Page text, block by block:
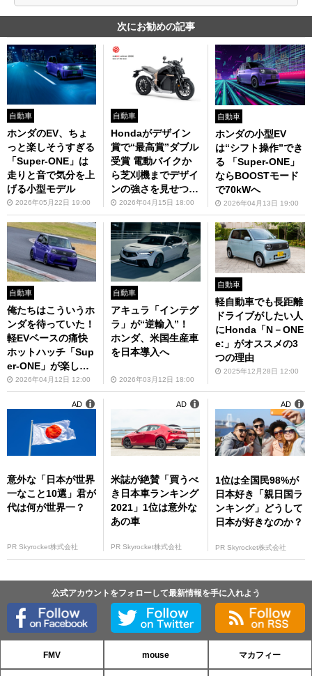
次にお勧めの記事
自動車
ホンダのEV、ちょ
っと楽しそうすぎる
「Super-ONE」は
走りと音で気分を上
げる小型モデル
2026年05月22日 19:00
自動車
Hondaがデザイン
賞で“最高賞”ダブル
受賞 電動バイクか
ら芝刈機までデザイ
ンの強さを見せつけ
る！2026年04月15日 18:00
自動車
ホンダの小型EV
は“シフト操作”でき
る 「Super-ONE」
ならBOOSTモード
で70kWへ
2026年04月13日 19:00
自動車
俺たちはこういうホ
ンダを待っていた！
軽EVベースの痛快
ホットハッチ「Sup
er-ONE」が楽しす
ぎた2026年04月12日 12:00
自動車
アキュラ「インテグ
ラ」が“逆輸入”！
ホンダ、米国生産車
を日本導入へ
2026年03月12日 18:00
自動車
軽自動車でも長距離
ドライブがしたい人
にHonda「N－ONE
e:」がオススメの3
つの理由
2025年12月28日 12:00
意外な「日本が世界
一なこと10選」君が
代は何が世界一？
PR Skyrocket株式会社
AD
米誌が絶賛「買うべ
き日本車ランキング
2021」1位は意外な
あの車
PR Skyrocket株式会社
AD
1位は全国民98%が
日本好き「親日国ラ
ンキング」どうして
日本が好きなのか？
PR Skyrocket株式会社
AD
公式アカウントをフォローして最新情報を手に入れよう
FMV mouse マカフィー